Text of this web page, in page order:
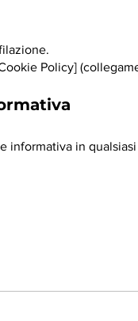
Policy]
informativa in